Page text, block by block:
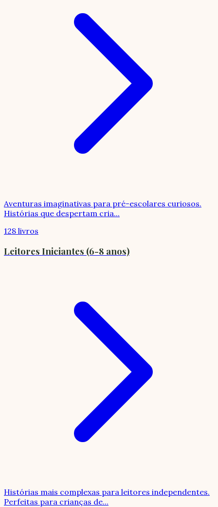
Aventuras imaginativas para pré-escolares curiosos.
Histórias que despertam cria...
128 livros
Leitores Iniciantes (6-8 anos)
Histórias mais complexas para leitores independentes.
Perfeitas para crianças de...